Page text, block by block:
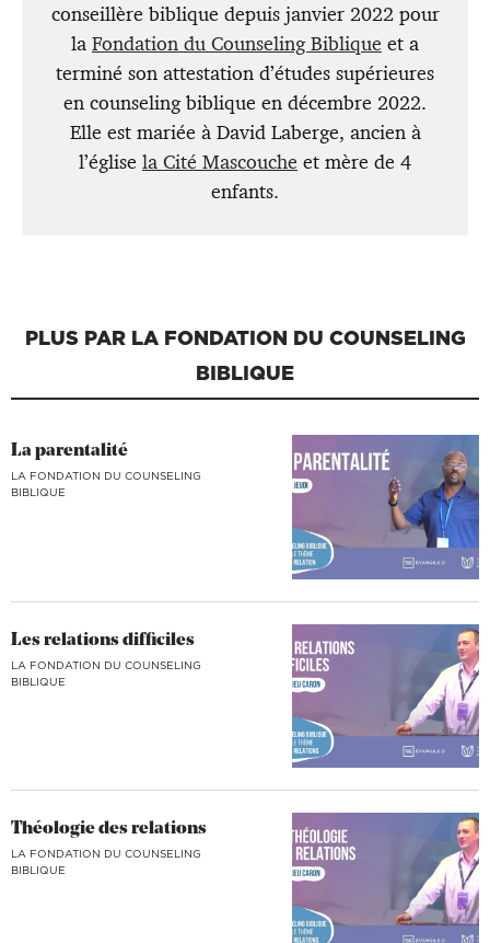
conseillère biblique depuis janvier 2022 pour
la Fondation du Counseling Biblique et a
terminé son attestation d’études supérieures
en counseling biblique en décembre 2022.
Elle est mariée à David Laberge, ancien à
l’église la Cité Mascouche et mère de 4
enfants.
PLUS PAR LA FONDATION DU COUNSELING
BIBLIQUE
La parentalité
LA FONDATION DU COUNSELING
BIBLIQUE
Les relations difficiles
LA FONDATION DU COUNSELING
BIBLIQUE
Théologie des relations
LA FONDATION DU COUNSELING
BIBLIQUE